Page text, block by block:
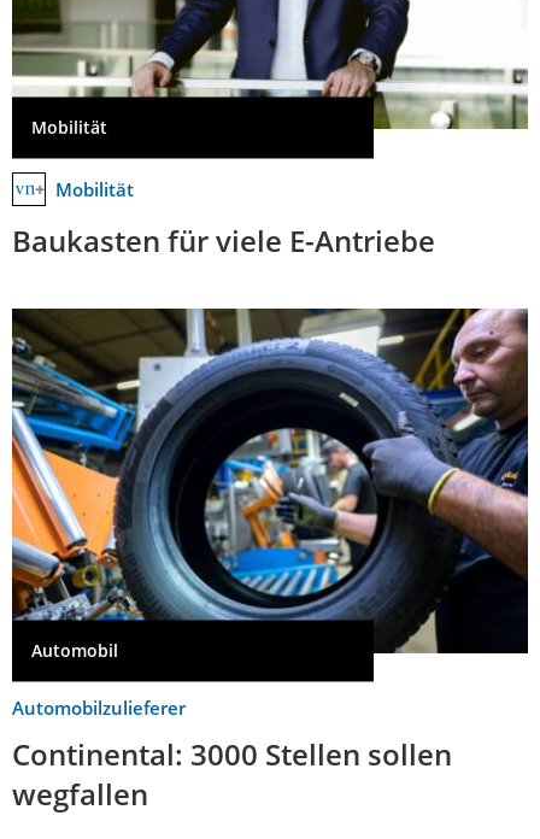
Mobilität
Mobilität
Baukasten für viele E-Antriebe
Automobil
Automobilzulieferer
Continental: 3000 Stellen sollen
wegfallen